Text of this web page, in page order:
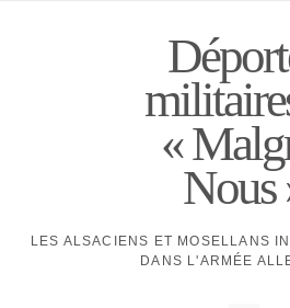
«
Nous
LES ALSACIENS ET MOSELLANS
DANS L'ARMÉE